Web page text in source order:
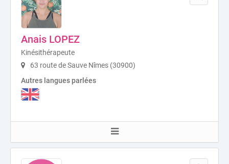
Anais LOPEZ
Kinésithérapeute
63 route de Sauve Nîmes (30900)
Autres langues parlées